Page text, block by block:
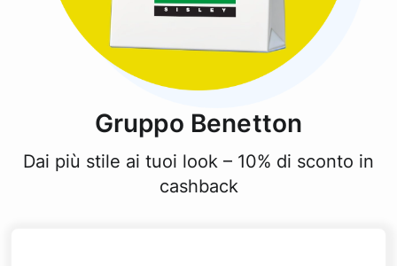
Gruppo Benetton
Dai più stile ai tuoi look – 10% di sconto in
cashback